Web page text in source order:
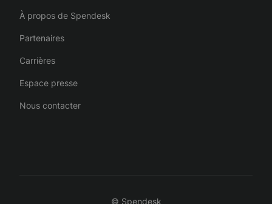
À propos de Spendesk
Partenaires
Carrières
Espace presse
Nous contacter
© Spendesk